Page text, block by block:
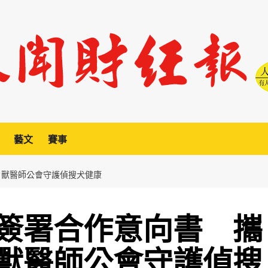
藝文 賽事
醫師公會守護偵搜犬健康
署合作意向書 攜